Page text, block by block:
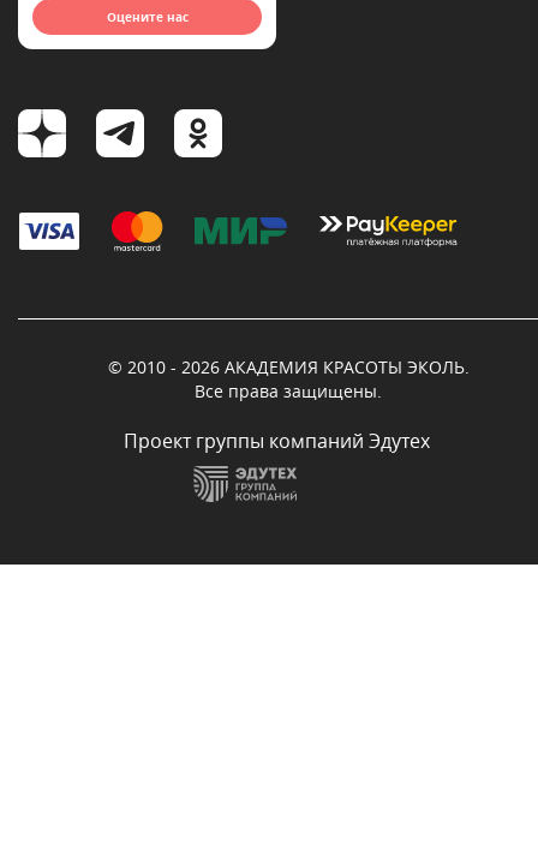
Оцените нас
© 2010 - 2026 АКАДЕМИЯ КРАСОТЫ ЭКОЛЬ.
Все права защищены.
Проект группы компаний Эдутех